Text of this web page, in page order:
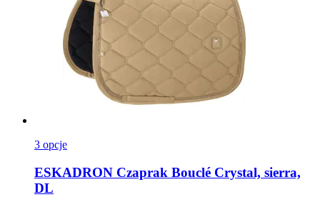
3 opcje
ESKADRON Czaprak Bouclé Crystal, sierra,
DL